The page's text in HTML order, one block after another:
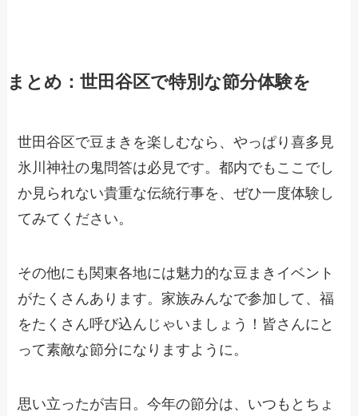
まとめ：世田谷区で特別な節分体験を
世田谷区で豆まきを楽しむなら、やっぱり喜多見
氷川神社の鬼問答は必見です。都内でもここでし
か見られない貴重な伝統行事を、ぜひ一度体験し
てみてください。
その他にも関東各地には魅力的な豆まきイベント
がたくさんあります。家族みんなで参加して、福
をたくさん呼び込んじゃいましょう！皆さんにと
って素敵な節分になりますように。
思い立ったが吉日。今年の節分は、いつもとちょ